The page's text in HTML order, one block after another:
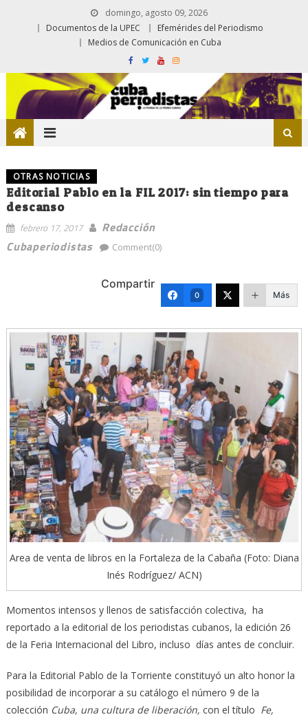
domingo, agosto 09, 2026
Documentos de la UPEC
Efemérides del Periodismo
Medios de Comunicación en Cuba
OTRAS NOTICIAS
Editorial Pablo en la FIL 2017: sin tiempo para
descanso
febrero 17, 2017
Redacción
Cubaperiodistas
Comment(0)
Compartir
0 Más
Area de venta de libros en la Fortaleza de la Cabaña (Foto: Diana
Inés Rodríguez/ ACN)
Momentos intensos y llenos de satisfacción colectiva, ha
reportado a la editorial de los periodistas cubanos, la edición 26
de la Feria Internacional del Libro, incluso días antes de concluir.
Para la Editorial Pablo de la Torriente constituyó un alto honor la
posibilidad de incorporar a su catálogo el número 9 de la
colección Cuba, una cultura de liberación, con el título Fe,